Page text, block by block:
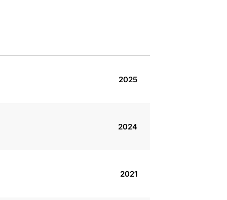
2025
2024
2021